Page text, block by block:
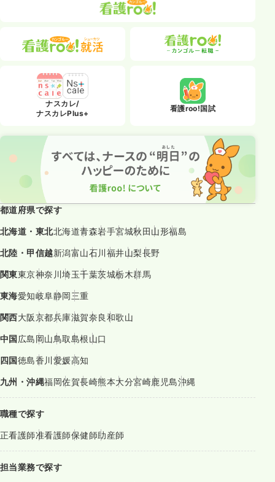
ナスカレ/
ナスカレPlus+
看護roo!国試
都道府県で探す
北海道・東北北海道青森岩手宮城秋田山形福島
北陸・甲信越新潟富山石川福井山梨長野
関東東京神奈川埼玉千葉茨城栃木群馬
東海愛知岐阜静岡三重
関西大阪京都兵庫滋賀奈良和歌山
中国広島岡山鳥取島根山口
四国徳島香川愛媛高知
九州・沖縄福岡佐賀長崎熊本大分宮崎鹿児島沖縄
職種で探す
正看護師准看護師保健師助産師
担当業務で探す